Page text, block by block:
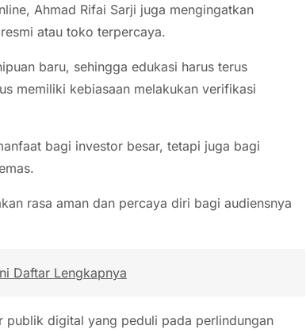
Ahmad Rifai Sarji juga mengingatkan
atau toko terpercaya.
baru, sehingga edukasi harus terus
memiliki kebiasaan melakukan verifikasi
bagi investor besar, tetapi juga bagi
rasa aman dan percaya diri bagi audiensnya
Daftar Lengkapnya
publik digital yang peduli pada perlindungan